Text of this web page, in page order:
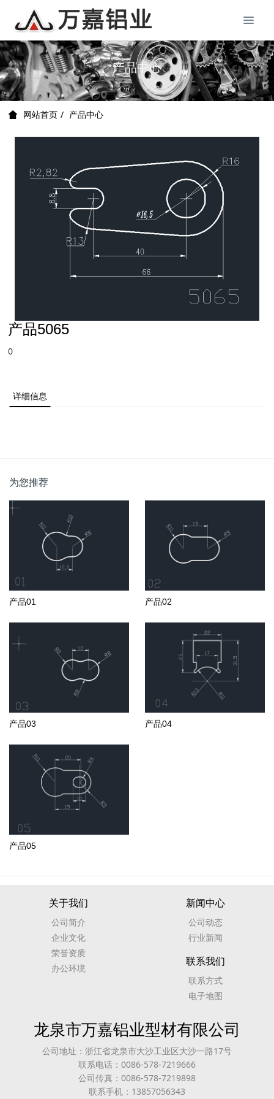
产品中心
网站首页 产品中心
产品5065
0
详细信息
为您推荐
产品01 产品02
产品03 产品04
产品05
关于我们
公司简介
企业文化
荣誉资质
办公环境
新闻中心
公司动态
行业新闻
联系我们
联系方式
电子地图
龙泉市万嘉铝业型材有限公司
公司地址：浙江省龙泉市大沙工业区大沙一路17号
联系电话：0086-578-7219666
公司传真：0086-578-7219898
联系手机：13857056343